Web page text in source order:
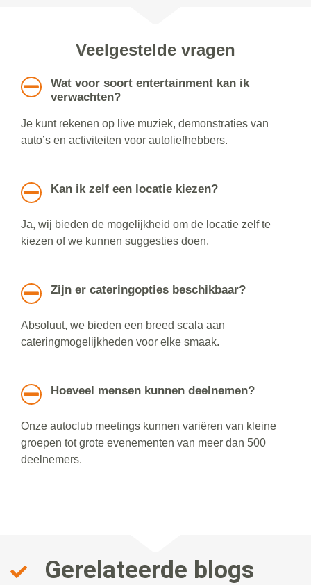
Veelgestelde vragen
Wat voor soort entertainment kan ik
verwachten?
Je kunt rekenen op live muziek, demonstraties van
auto’s en activiteiten voor autoliefhebbers.
Kan ik zelf een locatie kiezen?
Ja, wij bieden de mogelijkheid om de locatie zelf te
kiezen of we kunnen suggesties doen.
Zijn er cateringopties beschikbaar?
Absoluut, we bieden een breed scala aan
cateringmogelijkheden voor elke smaak.
Hoeveel mensen kunnen deelnemen?
Onze autoclub meetings kunnen variëren van kleine
groepen tot grote evenementen van meer dan 500
deelnemers.
Gerelateerde blogs